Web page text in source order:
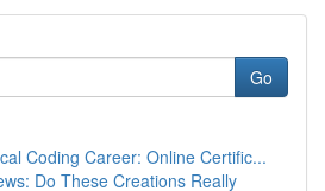
Go
Coding Career: Online Certific...
Do These Creations Really